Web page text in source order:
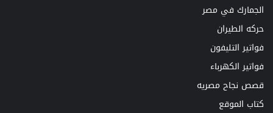
الجمارك في مصر
حركه الطيران
فواتير التليفون
فواتير الكهرباء
قصص نجاح مصريه
كتاب الموقع